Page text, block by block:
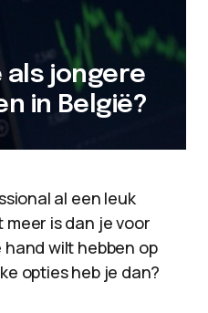
als jongere
in België?
al een leuk
is dan je voor
wilt hebben op
opties heb je dan?